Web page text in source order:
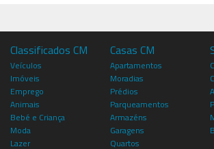
Classificados CM
Veículos
Imóveis
Emprego
Animais
Bebé e Criança
Moda
Lazer
Casas CM
Apartamentos
Moradias
Prédios
Parqueamentos
Armazéns
Garagens
Quartos